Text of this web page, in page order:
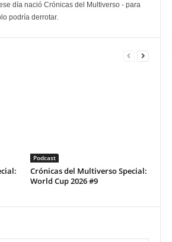
día nació Crónicas del Multiverso - para
podría derrotar.
Podcast
Crónicas del Multiverso Special:
World Cup 2026 #9